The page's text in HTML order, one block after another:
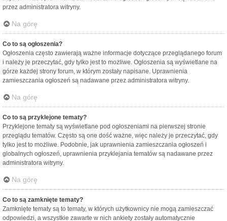
przez administratora witryny.
Na górę
Co to są ogłoszenia?
Ogłoszenia często zawierają ważne informacje dotyczące przeglądanego forum
i należy je przeczytać, gdy tylko jest to możliwe. Ogłoszenia są wyświetlane na
górze każdej strony forum, w którym zostały napisane. Uprawnienia
zamieszczania ogłoszeń są nadawane przez administratora witryny.
Na górę
Co to są przyklejone tematy?
Przyklejone tematy są wyświetlane pod ogłoszeniami na pierwszej stronie
przeglądu tematów. Często są one dość ważne, więc należy je przeczytać, gdy
tylko jest to możliwe. Podobnie, jak uprawnienia zamieszczania ogłoszeń i
globalnych ogłoszeń, uprawnienia przyklejania tematów są nadawane przez
administratora witryny.
Na górę
Co to są zamknięte tematy?
Zamknięte tematy są to tematy, w których użytkownicy nie mogą zamieszczać
odpowiedzi, a wszystkie zawarte w nich ankiety zostały automatycznie